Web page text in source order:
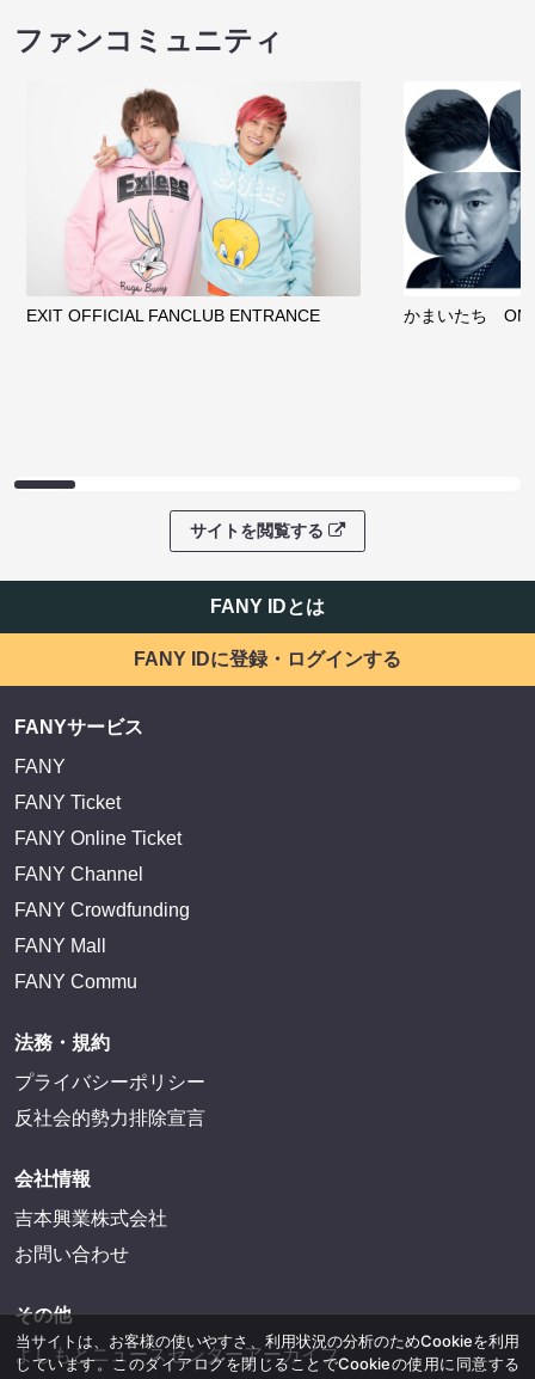
ファンコミュニティ
EXIT OFFICIAL FANCLUB ENTRANCE かまいたち
サイトを閲覧する
FANY IDとは
FANY IDに登録・ログインする
FANYサービス
FANY
FANY Ticket
FANY Online Ticket
FANY Channel
FANY Crowdfunding
FANY Mall
FANY Commu
法務・規約
プライバシーポリシー
反社会的勢力排除宣言
会社情報
吉本興業株式会社
お問い合わせ
その他
よしもとニュースセンターアーカイブ
当サイトは、お客様の使いやすさ、利用状況の分析のためCookieを利用
しています。このダイアログを閉じることでCookieの使用に同意する